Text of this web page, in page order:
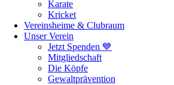
Karate
Kricket
Vereinsheime & Clubraum
Unser Verein
Jetzt Spenden 💙
Mitgliedschaft
Die Köpfe
Gewaltprävention